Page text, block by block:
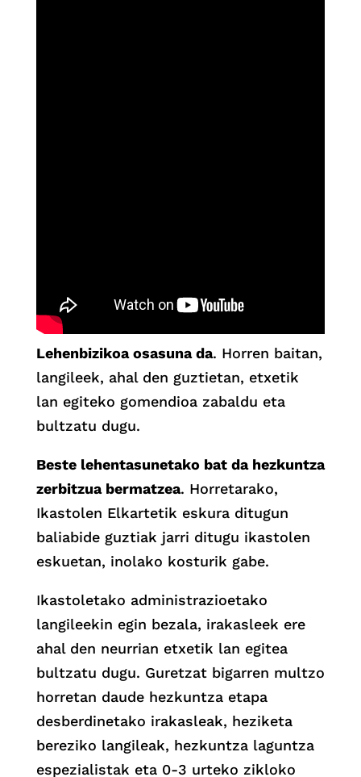
Lehenbizikoa osasuna da. Horren baitan,
langileek, ahal den guztietan, etxetik
lan egiteko gomendioa zabaldu eta
bultzatu dugu.
Beste lehentasunetako bat da hezkuntza
zerbitzua bermatzea. Horretarako,
Ikastolen Elkartetik eskura ditugun
baliabide guztiak jarri ditugu ikastolen
eskuetan, inolako kosturik gabe.
Ikastoletako administrazioetako
langileekin egin bezala, irakasleek ere
ahal den neurrian etxetik lan egitea
bultzatu dugu. Guretzat bigarren multzo
horretan daude hezkuntza etapa
desberdinetako irakasleak, heziketa
bereziko langileak, hezkuntza laguntza
espezialistak eta 0-3 urteko zikloko